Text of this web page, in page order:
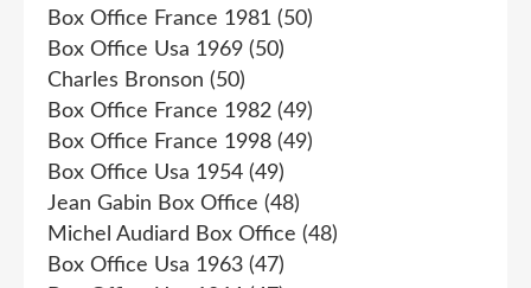
Box Office France 1981 (50)
Box Office Usa 1969 (50)
Charles Bronson (50)
Box Office France 1982 (49)
Box Office France 1998 (49)
Box Office Usa 1954 (49)
Jean Gabin Box Office (48)
Michel Audiard Box Office (48)
Box Office Usa 1963 (47)